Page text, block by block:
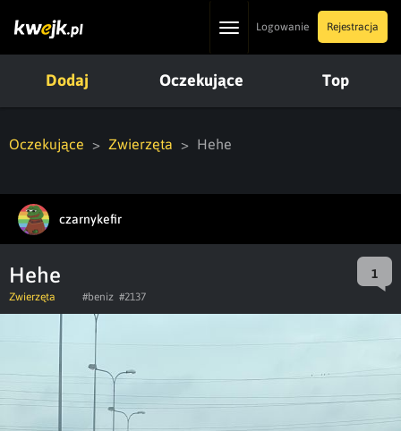
ToggleLogowanie Rejestracja
Dodaj Oczekujące Top
Oczekujące Zwierzęta Hehe
czarnykefir
Hehe 1
Zwierzęta #beniz #2137